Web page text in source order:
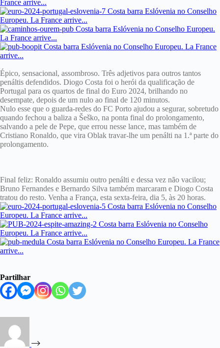
Épico, sensacional, assombroso. Três adjetivos para outros tantos
penáltis defendidos. Diogo Costa foi o herói da qualificação de
Portugal para os quartos de final do Euro 2024, brilhando no
desempate, depois de um nulo ao final de 120 minutos.
Nulo esse que o guarda-redes do FC Porto ajudou a segurar, sobretudo
quando fechou a baliza a Šeško, na ponta final do prolongamento,
salvando a pele de Pepe, que errou nesse lance, mas também de
Cristiano Ronaldo, que vira Oblak travar-lhe um penálti na 1.ª parte do
prolongamento.
Final feliz: Ronaldo assumiu outro penálti e dessa vez não vacilou;
Bruno Fernandes e Bernardo Silva também marcaram e Diogo Costa
tratou do resto. Venha a França, esta sexta-feira, dia 5, às 20 horas.
Partilhar